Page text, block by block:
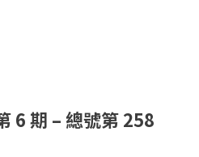
6 期 – 總號第 258